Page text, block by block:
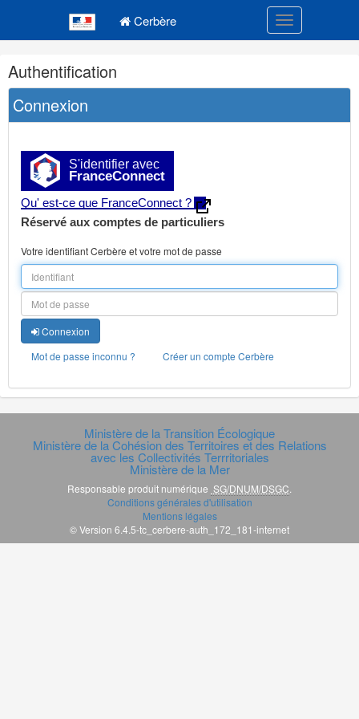
Cerbère Toggle
Navigation
et
outils
annexes
Authentification
Connexion
S'identifier avec
FranceConnect
Qu' est-ce que FranceConnect ?
Réservé aux comptes de particuliers
Votre identifiant Cerbère et votre mot de passe
Connexion
Mot de passe inconnu ?
Créer un compte Cerbère
Ministère de la Transition Écologique
Ministère de la Cohésion des Territoires et des Relations
avec les Collectivités Terrritoriales
Ministère de la Mer
Responsable produit numérique SG/DNUM/DSGC.
Conditions générales d'utilisation
Mentions légales
© Version 6.4.5-tc_cerbere-auth_172_181-internet